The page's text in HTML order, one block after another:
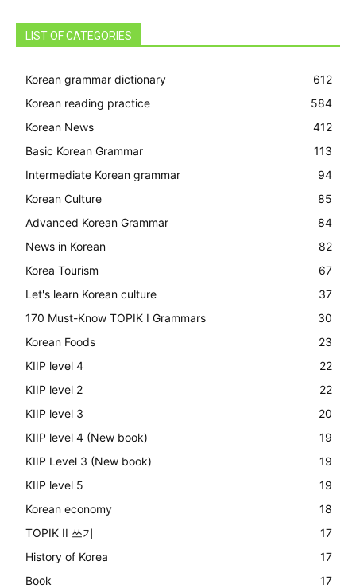
LIST OF CATEGORIES
Korean grammar dictionary
612
Korean reading practice
584
Korean News
412
Basic Korean Grammar
113
Intermediate Korean grammar
94
Korean Culture
85
Advanced Korean Grammar
84
News in Korean
82
Korea Tourism
67
Let's learn Korean culture
37
170 Must-Know TOPIK I Grammars
30
Korean Foods
23
KIIP level 4
22
KIIP level 2
22
KIIP level 3
20
KIIP level 4 (New book)
19
KIIP Level 3 (New book)
19
KIIP level 5
19
Korean economy
18
TOPIK II 쓰기
17
History of Korea
17
Book
17